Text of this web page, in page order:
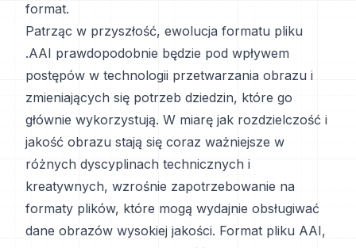
format.
Patrząc w przyszłość, ewolucja formatu pliku
.AAI prawdopodobnie będzie pod wpływem
postępów w technologii przetwarzania obrazu i
zmieniających się potrzeb dziedzin, które go
głównie wykorzystują. W miarę jak rozdzielczość i
jakość obrazu stają się coraz ważniejsze w
różnych dyscyplinach technicznych i
kreatywnych, wzrośnie zapotrzebowanie na
formaty plików, które mogą wydajnie obsługiwać
dane obrazów wysokiej jakości. Format pliku AAI,